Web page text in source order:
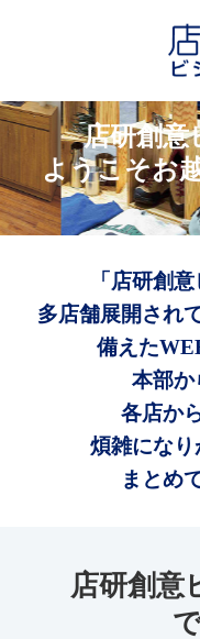
店研創意
ようこそお
「店研創
多店舗展開され
備えた
本部か
各店か
煩雑にな
まとめ
店研創意